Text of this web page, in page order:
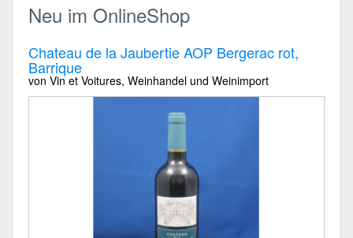
Neu im OnlineShop
Chateau de la Jaubertie AOP Bergerac rot,
Barrique
von Vin et Voitures, Weinhandel und Weinimport